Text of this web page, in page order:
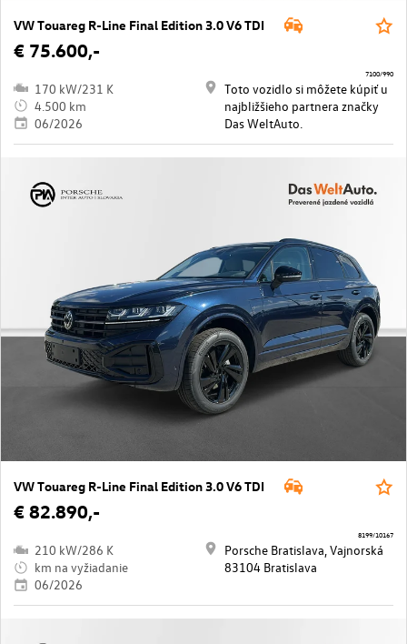
VW Touareg R-Line Final Edition 3.0 V6 TDI
€ 75.600,-
170 kW/231 K
4.500 km
06/2026
Toto vozidlo si môžete kúpiť u
najbližšieho partnera značky
Das WeltAuto.
7100/990
VW Touareg R-Line Final Edition 3.0 V6 TDI
€ 82.890,-
210 kW/286 K
km na vyžiadanie
06/2026
Porsche Bratislava, Vajnorská
83104 Bratislava
8199/10167